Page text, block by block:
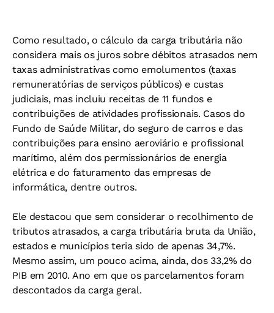
Como resultado, o cálculo da carga tributária não
considera mais os juros sobre débitos atrasados nem
taxas administrativas como emolumentos (taxas
remuneratórias de serviços públicos) e custas
judiciais, mas incluiu receitas de 11 fundos e
contribuições de atividades profissionais. Casos do
Fundo de Saúde Militar, do seguro de carros e das
contribuições para ensino aeroviário e profissional
marítimo, além dos permissionários de energia
elétrica e do faturamento das empresas de
informática, dentre outros.
Ele destacou que sem considerar o recolhimento de
tributos atrasados, a carga tributária bruta da União,
estados e municípios teria sido de apenas 34,7%.
Mesmo assim, um pouco acima, ainda, dos 33,2% do
PIB em 2010. Ano em que os parcelamentos foram
descontados da carga geral.